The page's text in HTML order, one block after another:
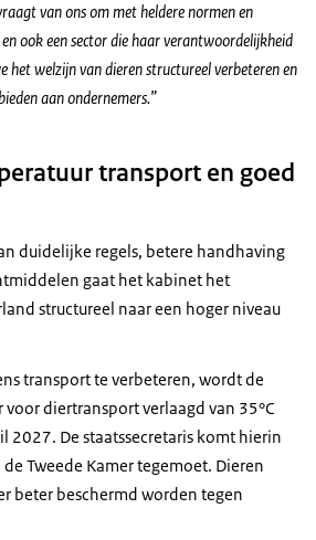
van ons om met heldere normen en
ook een sector die haar verantwoordelijkheid
het welzijn van dieren structureel verbeteren en
aan ondernemers.”
transport en goed
duidelijke regels, betere handhaving
gaat het kabinet het
structureel naar een hoger niveau
transport te verbeteren, wordt de
diertransport verlaagd van 35°C
2027. De staatssecretaris komt hierin
Tweede Kamer tegemoet. Dieren
beter beschermd worden tegen